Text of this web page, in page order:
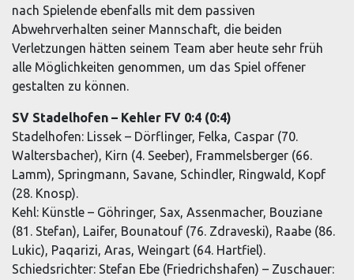
nach Spielende ebenfalls mit dem passiven
Abwehrverhalten seiner Mannschaft, die beiden
Verletzungen hätten seinem Team aber heute sehr früh
alle Möglichkeiten genommen, um das Spiel offener
gestalten zu können.
SV Stadelhofen – Kehler FV 0:4 (0:4)
Stadelhofen: Lissek – Dörflinger, Felka, Caspar (70.
Waltersbacher), Kirn (4. Seeber), Frammelsberger (66.
Lamm), Springmann, Savane, Schindler, Ringwald, Kopf
(28. Knosp).
Kehl: Künstle – Göhringer, Sax, Assenmacher, Bouziane
(81. Stefan), Laifer, Bounatouf (76. Zdraveski), Raabe (86.
Lukic), Paqarizi, Aras, Weingart (64. Hartfiel).
Schiedsrichter: Stefan Ebe (Friedrichshafen) – Zuschauer: